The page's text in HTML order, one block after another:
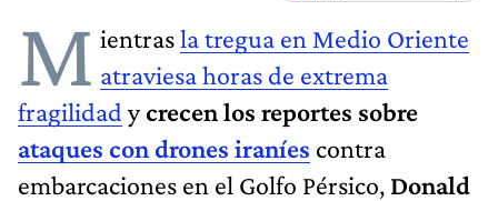
M ientrasla tregua en Medio Oriente
atraviesa horas de extrema
fragilidad ycrecen los reportes sobre
ataques con drones iraníes contra
embarcaciones en el Golfo Pérsico, Donald